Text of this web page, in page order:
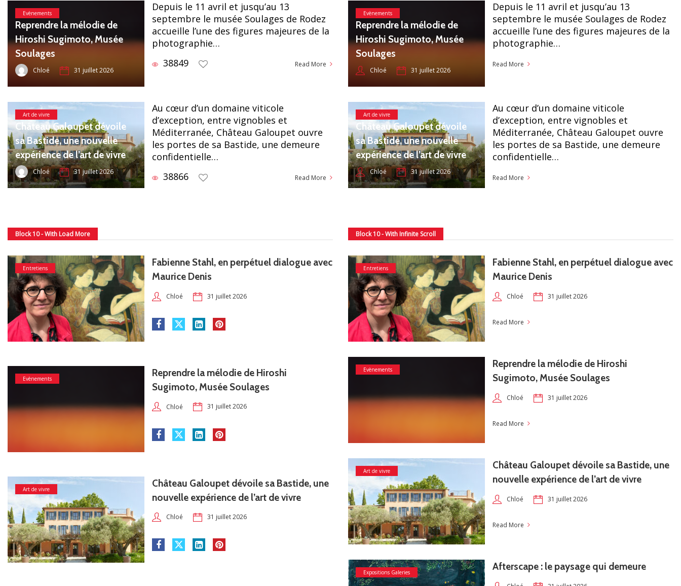
Reprendre la mélodie de
Hiroshi Sugimoto, Musée
Soulages
Chloé 31 juillet 2026
Evènements
Depuis le 11 avril et jusqu’au 13
septembre le musée Soulages de Rodez
accueille l’une des figures majeures de la
photographie…
38849
Read More
Château Galoupet dévoile
sa Bastide, une nouvelle
expérience de l’art de vivre
Chloé 31 juillet 2026
Art de vivre
Au cœur d’un domaine viticole
d’exception, entre vignobles et
Méditerranée, Château Galoupet ouvre
les portes de sa Bastide, une demeure
confidentielle…
38866
Read More
Reprendre la mélodie de
Hiroshi Sugimoto, Musée
Soulages
Chloé 31 juillet 2026
Evènements
Depuis le 11 avril et jusqu’au 13
septembre le musée Soulages de Rodez
accueille l’une des figures majeures de la
photographie…
Read More
Château Galoupet dévoile
sa Bastide, une nouvelle
expérience de l’art de vivre
Chloé 31 juillet 2026
Art de vivre
Au cœur d’un domaine viticole
d’exception, entre vignobles et
Méditerranée, Château Galoupet ouvre
les portes de sa Bastide, une demeure
confidentielle…
Read More
Block 10 - With Load More
Entretiens
Fabienne Stahl, en perpétuel dialogue avec
Maurice Denis
Chloé 31 juillet 2026
Evènements
Reprendre la mélodie de Hiroshi
Sugimoto, Musée Soulages
Chloé 31 juillet 2026
Art de vivre
Château Galoupet dévoile sa Bastide, une
nouvelle expérience de l’art de vivre
Chloé 31 juillet 2026
Block 10 - With Infinite Scroll
Entretiens
Fabienne Stahl, en perpétuel dialogue avec
Maurice Denis
Chloé 31 juillet 2026
Read More
Evènements
Reprendre la mélodie de Hiroshi
Sugimoto, Musée Soulages
Chloé 31 juillet 2026
Read More
Art de vivre
Château Galoupet dévoile sa Bastide, une
nouvelle expérience de l’art de vivre
Chloé 31 juillet 2026
Read More
Expositions Galeries Afterscape : le paysage qui demeure